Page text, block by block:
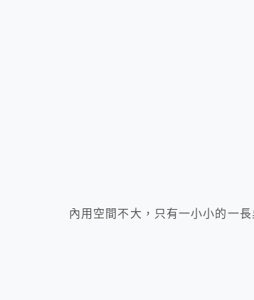
內用空間不大，只有一小小的一